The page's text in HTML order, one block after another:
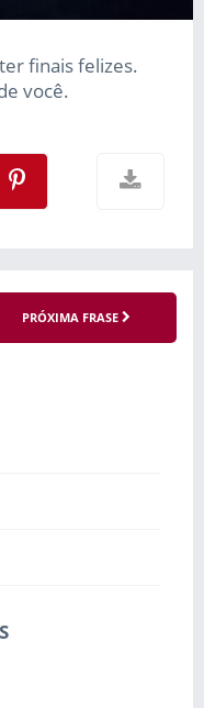
finais felizes.
você.
PRÓXIMA FRASE